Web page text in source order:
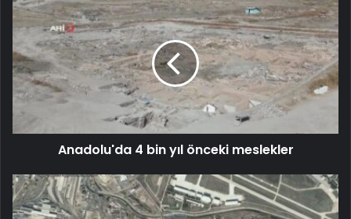
Anadolu'da 4 bin yıl önceki meslekler